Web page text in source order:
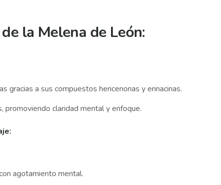
la Melena de León:
gracias a sus compuestos hericenonas y erinacinas.
promoviendo claridad mental y enfoque.
agotamiento mental.